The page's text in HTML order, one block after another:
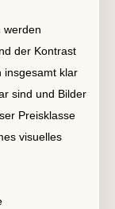
werden
der Kontrast
insgesamt klar
sind und Bilder
Preisklasse
visuelles